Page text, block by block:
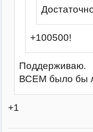
+100500!
Поддерживаю.
ВСЕМ было бы
+1